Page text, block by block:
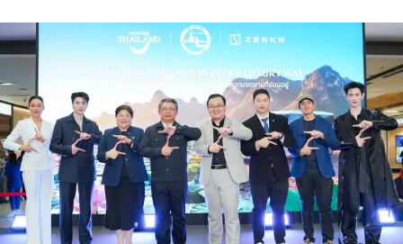
o
o
A
p
p